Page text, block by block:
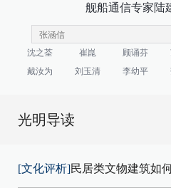
舰船通信专家陆
沈之荃 崔崑 顾诵芬
戴汝为
刘玉清 李幼平
光明导读
[文化评析]民居类文物建筑如